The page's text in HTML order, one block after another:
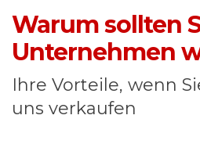
Warum sollten
Unternehmen
Ihre Vorteile, wenn
uns verkaufen